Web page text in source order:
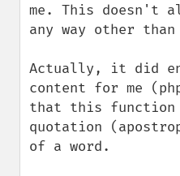
me. This doesn't
any way other
Actually, it did
content for me
that this function
quotation
of a word.